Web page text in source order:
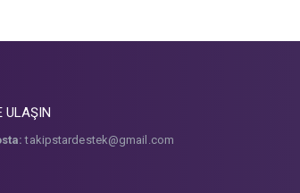
ULAŞIN
takipstardestek@gmail.com